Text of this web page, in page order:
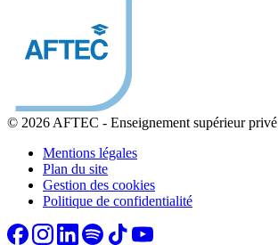
© 2026 AFTEC - Enseignement supérieur privé
Mentions légales
Plan du site
Gestion des cookies
Politique de confidentialité